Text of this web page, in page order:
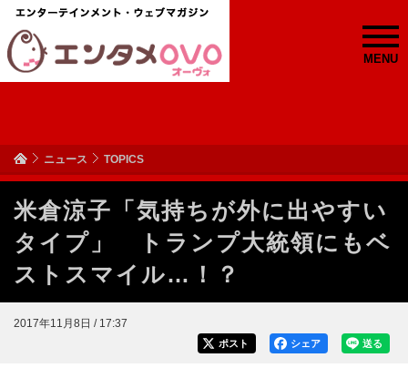
MENU
ニュース TOPICS
米倉涼子「気持ちが外に出やすい
タイプ」 トランプ大統領にもベ
ストスマイル…！？
2017年11月8日 / 17:37
送る
シェア
ポスト